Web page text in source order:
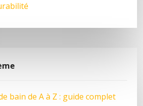
bain de A à Z : guide complet